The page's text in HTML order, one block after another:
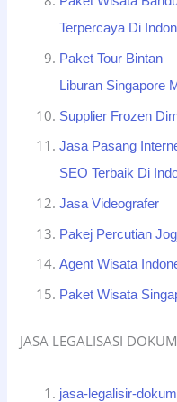
Terpercaya Di
Paket Tour Bintan
Liburan Singapore
Supplier Frozen
Jasa Pasang
SEO Terbaik Di
Jasa Videografer
Pakej Percutian
Agent Wisata
Paket Wisata
JASA LEGALISASI
jasa-legalisir-